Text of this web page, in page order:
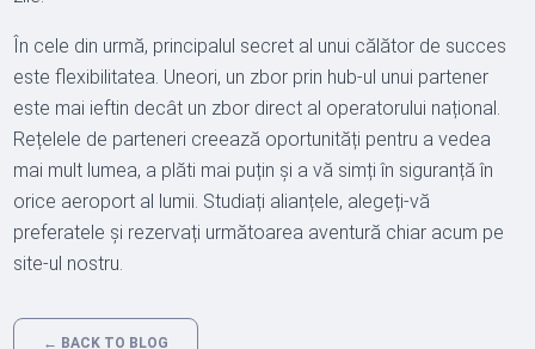
În cele din urmă, principalul secret al unui călător de succes
este flexibilitatea. Uneori, un zbor prin hub-ul unui partener
este mai ieftin decât un zbor direct al operatorului național.
Rețelele de parteneri creează oportunități pentru a vedea
mai mult lumea, a plăti mai puțin și a vă simți în siguranță în
orice aeroport al lumii. Studiați alianțele, alegeți-vă
preferatele și rezervați următoarea aventură chiar acum pe
site-ul nostru.
← BACK TO BLOG